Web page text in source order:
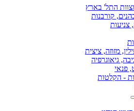
התל' בארץ
קורבנות
צניעות
מזוזה, ציצית
גיאוגרפיה
פנאי
- הקלטות